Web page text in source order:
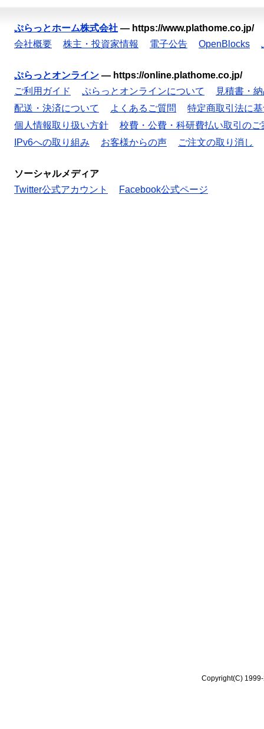
ぷらっとホーム株式会社 — https://www.plathome.co.jp/
会社概要
株主・投資家情報 電子公告 OpenBlocks
ぷらっとオンライン — https://online.plathome.co.jp/
ご利用ガイド
ぷらっとオンラインについて
見積書・
配送・決済について
よくあるご質問
特定商取引法に
個人情報取り扱い方針
校費・公費・科研費払い取引のご
IPv6への取り組み
お客様からの声 ご注文の取り消し
ソーシャルメディア
Twitter公式アカウント
Facebook公式ページ
Copyright(C)